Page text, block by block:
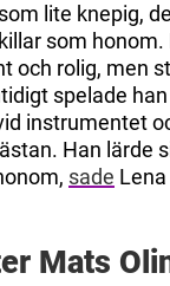
lite knepig,
som honom.
och rolig, men
spelade
instrumentet
Han lärde
sade
Mats